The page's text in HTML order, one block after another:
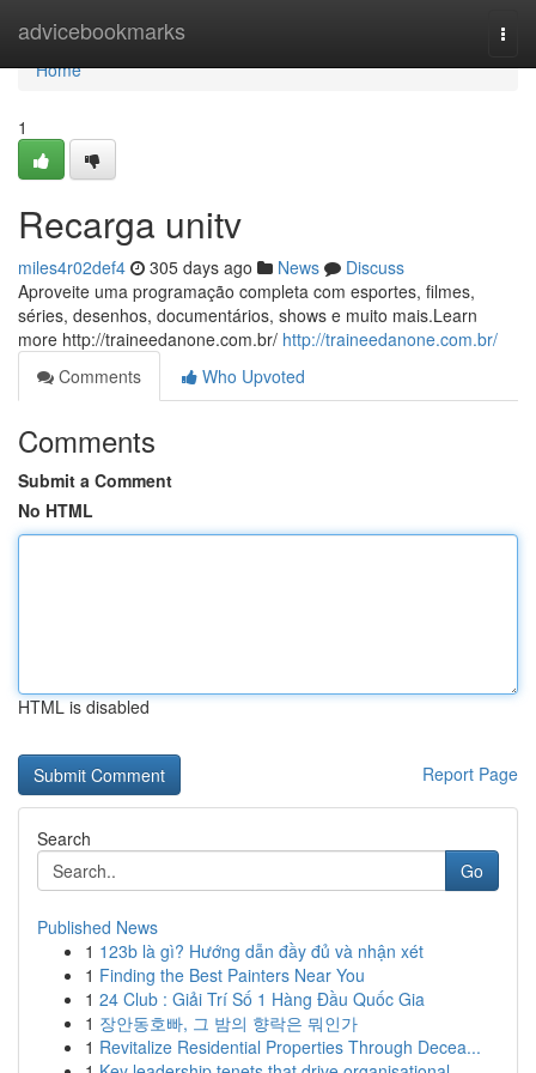
advicebookmarks
Home
Home
1
Recarga unitv
miles4r02def4 305 days ago News
Discuss
Aproveite uma programação completa com esportes, filmes,
séries, desenhos, documentários, shows e muito mais.Learn
more http://traineedanone.com.br/ http://traineedanone.com.br/
Comments
Who Upvoted
Comments
Submit a Comment
No HTML
HTML is disabled
Report Page
Search
Go
Published News
1 123b là gì? Hướng dẫn đầy đủ và nhận xét
1 Finding the Best Painters Near You
1 24 Club : Giải Trí Số 1 Hàng Đầu Quốc Gia
1 장안동호빠, 그 밤의 향락은 뭐인가
1 Revitalize Residential Properties Through Decea...